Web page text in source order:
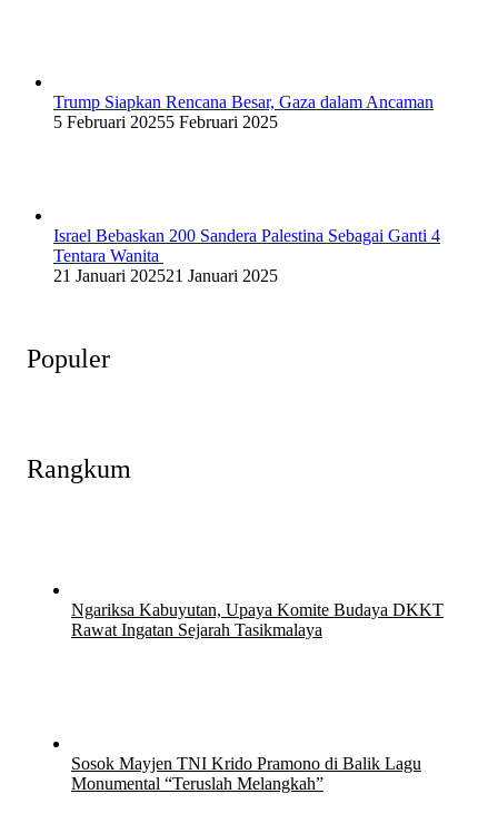
Trump Siapkan Rencana Besar, Gaza dalam Ancaman
5 Februari 20255 Februari 2025
Israel Bebaskan 200 Sandera Palestina Sebagai Ganti 4
Tentara Wanita
21 Januari 202521 Januari 2025
Populer
Rangkum
Ngariksa Kabuyutan, Upaya Komite Budaya DKKT
Rawat Ingatan Sejarah Tasikmalaya
Sosok Mayjen TNI Krido Pramono di Balik Lagu
Monumental “Teruslah Melangkah”